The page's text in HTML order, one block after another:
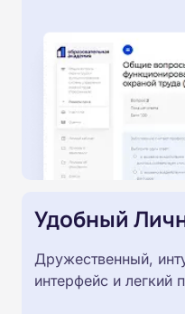
Удобный
Дружественный,
интерфейс и легкий